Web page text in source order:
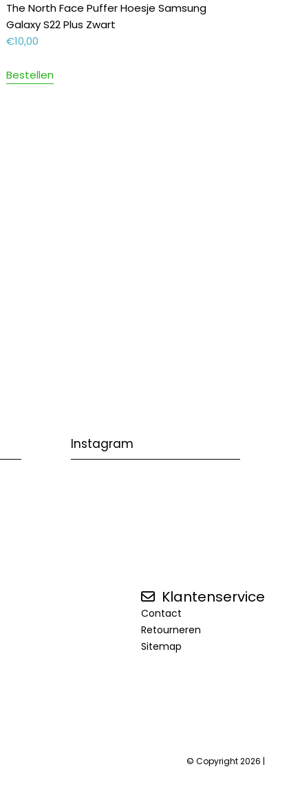
The North Face Puffer Hoesje Samsung
Galaxy S22 Plus Zwart
€10,00
Bestellen
Instagram
Klantenservice
Contact
Retourneren
Sitemap
© Copyright 2026 |